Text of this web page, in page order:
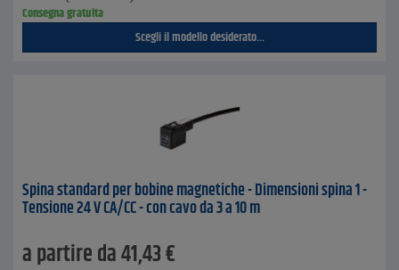
Consegna gratuita
Scegli il modello desiderato...
Spina standard per bobine magnetiche - Dimensioni spina 1 -
Tensione 24 V CA/CC - con cavo da 3 a 10 m
a partire da41,43€